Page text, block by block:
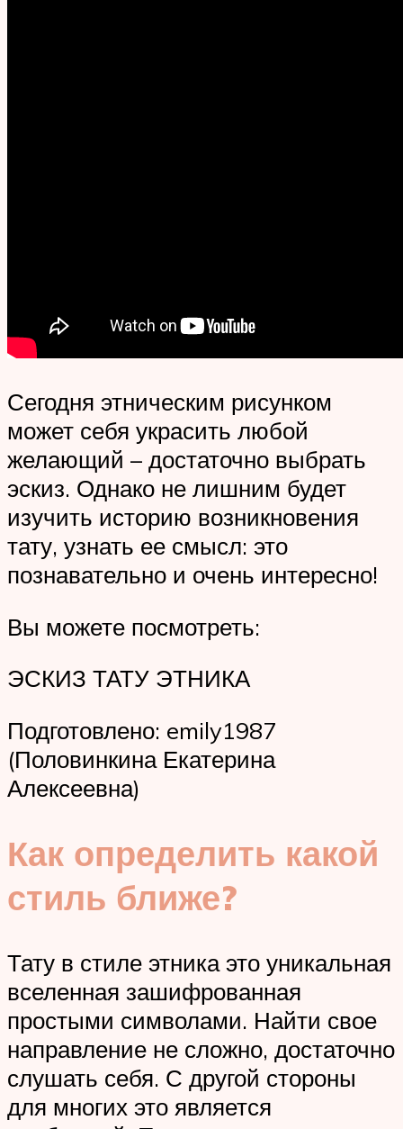
Сегодня этническим рисунком
может себя украсить любой
желающий – достаточно выбрать
эскиз. Однако не лишним будет
изучить историю возникновения
тату, узнать ее смысл: это
познавательно и очень интересно!
Вы можете посмотреть:
ЭСКИЗ ТАТУ ЭТНИКА
Подготовлено: emily1987
(Половинкина Екатерина
Алексеевна)
Как определить какой
стиль ближе?
Тату в стиле этника это уникальная
вселенная зашифрованная
простыми символами. Найти свое
направление не сложно, достаточно
слушать себя. С другой стороны
для многих это является